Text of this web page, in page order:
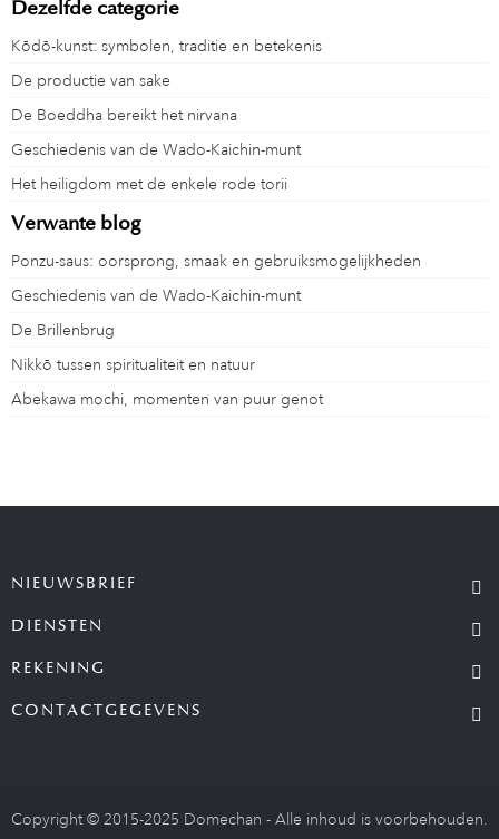
Dezelfde categorie
Kōdō-kunst: symbolen, traditie en betekenis
De productie van sake
De Boeddha bereikt het nirvana
Geschiedenis van de Wado-Kaichin-munt
Het heiligdom met de enkele rode torii
Verwante blog
Ponzu-saus: oorsprong, smaak en gebruiksmogelijkheden
Geschiedenis van de Wado-Kaichin-munt
De Brillenbrug
Nikkō tussen spiritualiteit en natuur
Abekawa mochi, momenten van puur genot
NIEUWSBRIEF
DIENSTEN
REKENING
CONTACTGEGEVENS
Copyright © 2015-2025 Domechan - Alle inhoud is voorbehouden.